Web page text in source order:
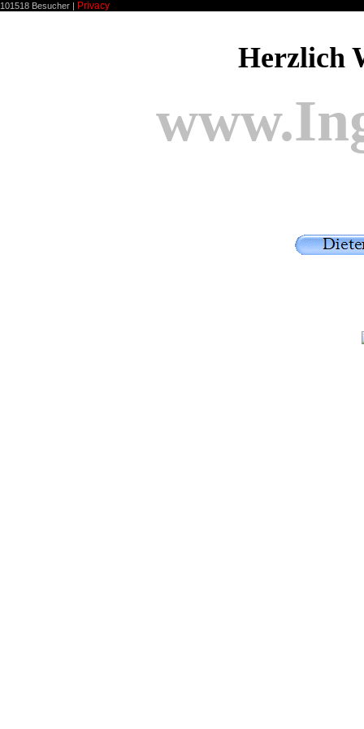
101518 Besucher | Privacy
Herzlich